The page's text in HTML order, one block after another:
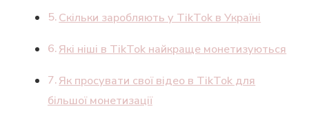
Скільки заробляють у TikTok в Україні
Які ніші в TikTok найкраще монетизуються
Як просувати свої відео в TikTok для
більшої монетизації